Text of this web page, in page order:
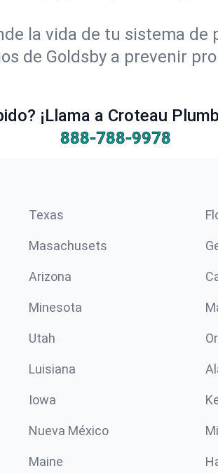
la vida de tu sistema
de Goldsby a prevenir
¡Llama a Croteau
888-788-9978
Texas
Masachusets
Arizona
Minesota
Utah
Luisiana
Iowa
Nueva México
Maine